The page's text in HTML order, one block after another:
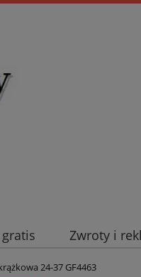
Zwroty i
NOVATEK
24-37 GF4463